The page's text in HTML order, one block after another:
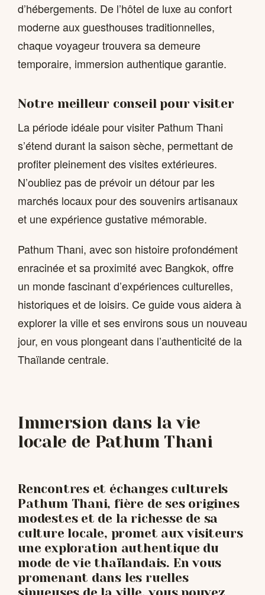
d’hébergements. De l’hôtel de luxe au confort
moderne aux guesthouses traditionnelles,
chaque voyageur trouvera sa demeure
temporaire, immersion authentique garantie.
Notre meilleur conseil pour visiter
La période idéale pour visiter Pathum Thani
s’étend durant la saison sèche, permettant de
profiter pleinement des visites extérieures.
N’oubliez pas de prévoir un détour par les
marchés locaux pour des souvenirs artisanaux
et une expérience gustative mémorable.
Pathum Thani, avec son histoire profondément
enracinée et sa proximité avec Bangkok, offre
un monde fascinant d’expériences culturelles,
historiques et de loisirs. Ce guide vous aidera à
explorer la ville et ses environs sous un nouveau
jour, en vous plongeant dans l’authenticité de la
Thaïlande centrale.
Immersion dans la vie
locale de Pathum Thani
Rencontres et échanges culturels
Pathum Thani, fière de ses origines
modestes et de la richesse de sa
culture locale, promet aux visiteurs
une exploration authentique du
mode de vie thaïlandais. En vous
promenant dans les ruelles